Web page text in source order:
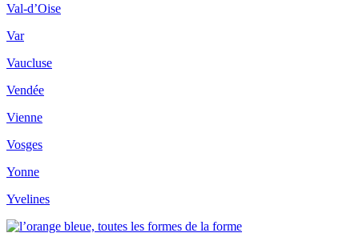
Val-d’Oise
Var
Vaucluse
Vendée
Vienne
Vosges
Yonne
Yvelines